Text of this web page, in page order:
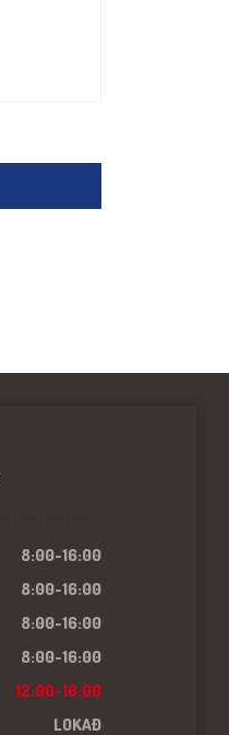
8:00-16:00
8:00-16:00
8:00-16:00
8:00-16:00
12:00-16:00
LOKAÐ